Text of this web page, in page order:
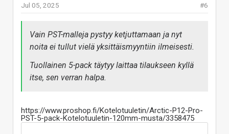
#6
Jul 05, 2025
Vain PST-malleja pystyy ketjuttamaan ja nyt
noita ei tullut vielä yksittäismyyntiin ilmeisesti.
Tuollainen 5-pack täytyy laittaa tilaukseen kyllä
itse, sen verran halpa.
https://www.proshop.fi/Kotelotuuletin/Arctic-P12-Pro-
PST-5-pack-Kotelotuuletin-120mm-musta/3358475